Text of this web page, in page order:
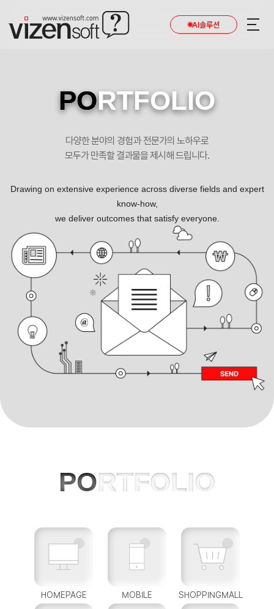
AI솔루션
PORTFOLIO
다양한 분야의 경험과 전문가의 노하우로
모두가 만족할 결과물을 제시해 드립니다.
Drawing on extensive experience across diverse fields and expert
know-how,
we deliver outcomes that satisfy everyone.
PORTFOLIO
HOMEPAGE MOBILE SHOPPINGMALL